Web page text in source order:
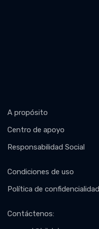
A propósito
Centro de apoyo
Responsabilidad Social
Condiciones de uso
Política de confidencialidad
Contáctenos: